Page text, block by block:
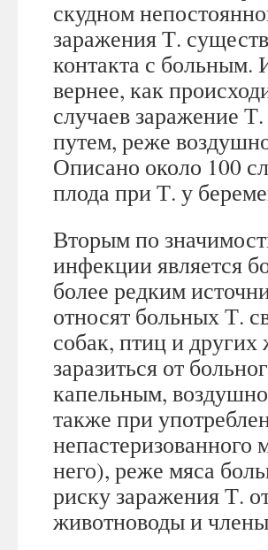
скудном
заражения Т.
контакта с больным.
вернее, как
случаев заражение
путем, реже
Описано около 100
плода при Т. у
Вторым по
инфекции является
более редким
относят больных Т.
собак, птиц и
заразиться от
капельным,
также при
него), реже мяса
риску заражения Т.
животноводы и